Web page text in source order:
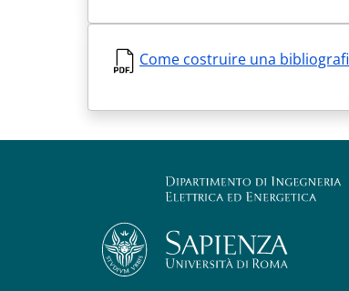
Come costruire una